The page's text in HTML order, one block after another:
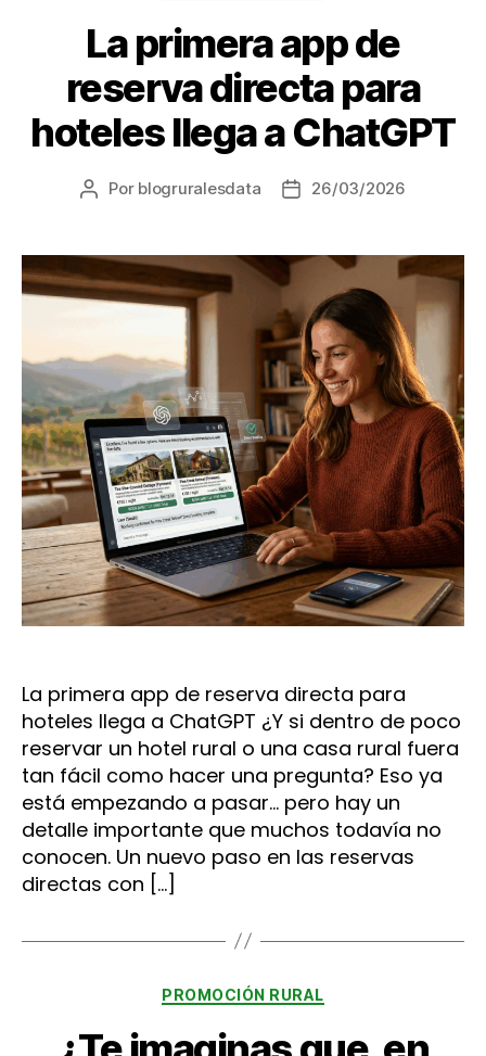
La primera app de
reserva directa para
hoteles llega a ChatGPT
Autor
entrada
Por blogruralesdata
Fecha
entrada
26/03/2026
La primera app de reserva directa para
hoteles llega a ChatGPT ¿Y si dentro de poco
reservar un hotel rural o una casa rural fuera
tan fácil como hacer una pregunta? Eso ya
está empezando a pasar… pero hay un
detalle importante que muchos todavía no
conocen. Un nuevo paso en las reservas
directas con […]
Categorías
PROMOCIÓN RURAL